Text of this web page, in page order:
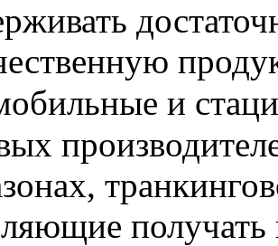
и
получать